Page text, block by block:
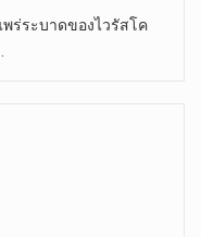
ระบาดของไวรัสโค